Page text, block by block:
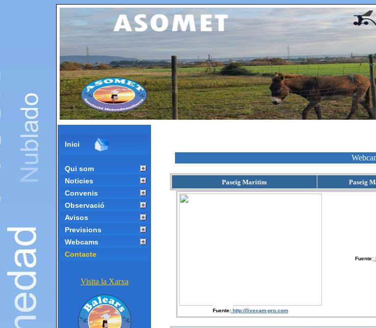
Inici
Qui som
Noticies
Convenis
Observació
Avisos
Previsions
Webcams
Contacte
Visita la Xarxa
Paseig Marítim Paseig
Fuente: http://livecam-pro.com
Fuente: